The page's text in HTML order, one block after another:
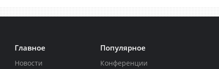
Главное
Новости
Популярное
Конференции